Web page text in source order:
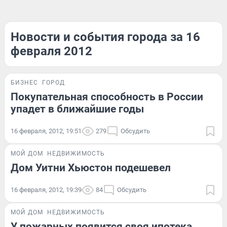
Новости и события города за 16
февраля 2012
БИЗНЕС ГОРОД
Покупательная способность в России
упадет в ближайшие годы
16 февраля, 2012, 19:51 279 Обсудить
МОЙ ДОМ НЕДВИЖИМОСТЬ
Дом Уитни Хьюстон подешевел
16 февраля, 2012, 19:39 84 Обсудить
МОЙ ДОМ НЕДВИЖИМОСТЬ